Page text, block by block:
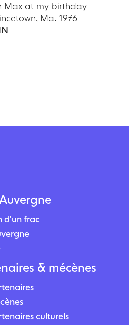
Max at my birthday
Ma. 1976
d'un frac
& mécènes
culturels